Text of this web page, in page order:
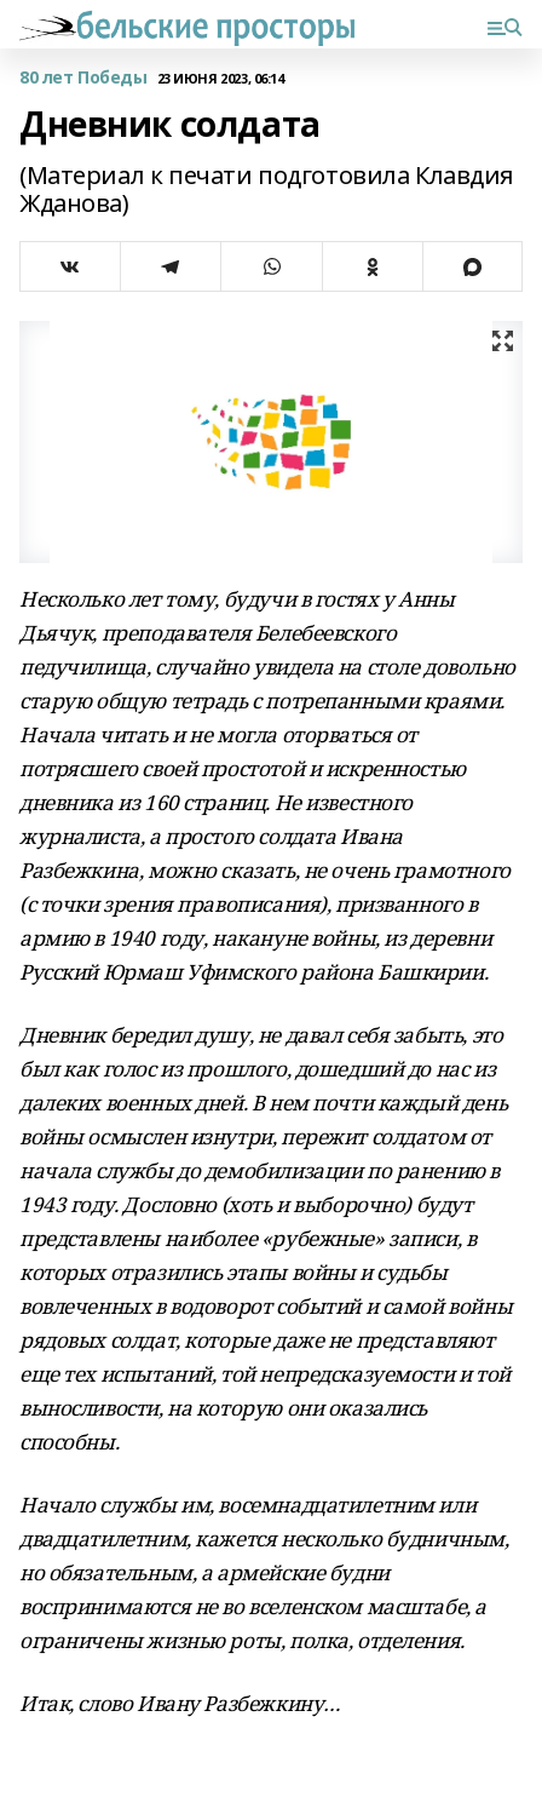
80 лет Победы 23 ИЮНЯ 2023, 06:14
Дневник солдата
(Материал к печати подготовила Клавдия
Жданова)
Несколько лет тому, будучи в гостях у Анны
Дьячук, преподавателя Белебеевского
педучилища, случайно увидела на столе довольно
старую общую тетрадь с потрепанными краями.
Начала читать и не могла оторваться от
потрясшего своей простотой и искренностью
дневника из 160 страниц. Не известного
журналиста, а простого солдата Ивана
Разбежкина, можно сказать, не очень грамотного
(с точки зрения правописания), призванного в
армию в 1940 году, накануне войны, из деревни
Русский Юрмаш Уфимского района Башкирии.
Дневник бередил душу, не давал себя забыть, это
был как голос из прошлого, дошедший до нас из
далеких военных дней. В нем почти каждый день
войны осмыслен изнутри, пережит солдатом от
начала службы до демобилизации по ранению в
1943 году. Дословно (хоть и выборочно) будут
представлены наиболее «рубежные» записи, в
которых отразились этапы войны и судьбы
вовлеченных в водоворот событий и самой войны
рядовых солдат, которые даже не представляют
еще тех испытаний, той непредсказуемости и той
выносливости, на которую они оказались
способны.
Начало службы им, восемнадцатилетним или
двадцатилетним, кажется несколько будничным,
но обязательным, а армейские будни
воспринимаются не во вселенском масштабе, а
ограничены жизнью роты, полка, отделения.
Итак, слово Ивану Разбежкину…